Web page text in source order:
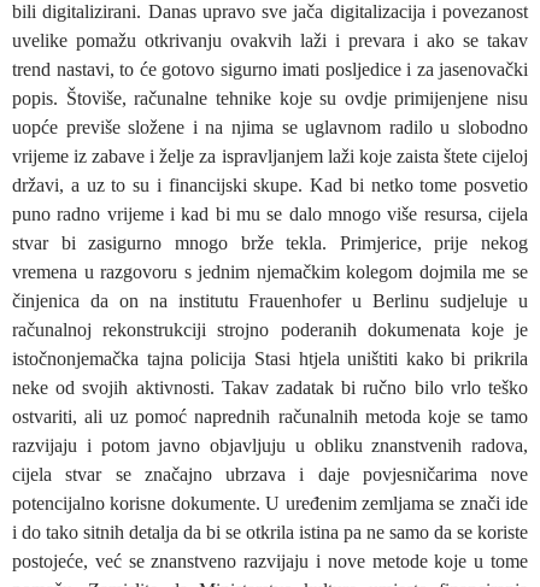
bili digitalizirani. Danas upravo sve jača digitalizacija i povezanost
uvelike pomažu otkrivanju ovakvih laži i prevara i ako se takav
trend nastavi, to će gotovo sigurno imati posljedice i za jasenovački
popis. Štoviše, računalne tehnike koje su ovdje primijenjene nisu
uopće previše složene i na njima se uglavnom radilo u slobodno
vrijeme iz zabave i želje za ispravljanjem laži koje zaista štete cijeloj
državi, a uz to su i financijski skupe. Kad bi netko tome posvetio
puno radno vrijeme i kad bi mu se dalo mnogo više resursa, cijela
stvar bi zasigurno mnogo brže tekla. Primjerice, prije nekog
vremena u razgovoru s jednim njemačkim kolegom dojmila me se
činjenica da on na institutu Frauenhofer u Berlinu sudjeluje u
računalnoj rekonstrukciji strojno poderanih dokumenata koje je
istočnonjemačka tajna policija Stasi htjela uništiti kako bi prikrila
neke od svojih aktivnosti. Takav zadatak bi ručno bilo vrlo teško
ostvariti, ali uz pomoć naprednih računalnih metoda koje se tamo
razvijaju i potom javno objavljuju u obliku znanstvenih radova,
cijela stvar se značajno ubrzava i daje povjesničarima nove
potencijalno korisne dokumente. U uređenim zemljama se znači ide
i do tako sitnih detalja da bi se otkrila istina pa ne samo da se koriste
postojeće, već se znanstveno razvijaju i nove metode koje u tome